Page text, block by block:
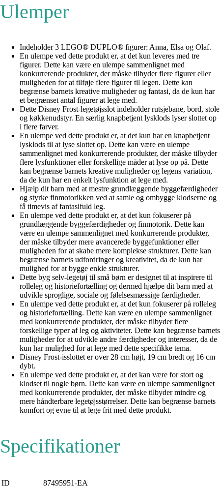
Ulemper
Indeholder 3 LEGO® DUPLO® figurer: Anna, Elsa og Olaf.
En ulempe ved dette produkt er, at det kun leveres med tre
figurer. Dette kan være en ulempe sammenlignet med
konkurrerende produkter, der måske tilbyder flere figurer eller
muligheden for at tilføje flere figurer til legen. Dette kan
begrænse barnets kreative muligheder og fantasi, da de kun har
et begrænset antal figurer at lege med.
Dette Disney Frost-legetøjsslot indeholder rutsjebane, bord, stole
og køkkenudstyr. En særlig knapbetjent lysklods lyser slottet op
i flere farver.
En ulempe ved dette produkt er, at det kun har en knapbetjent
lysklods til at lyse slottet op. Dette kan være en ulempe
sammenlignet med konkurrerende produkter, der måske tilbyder
flere lysfunktioner eller forskellige måder at lyse op på. Dette
kan begrænse barnets kreative muligheder og legens variation,
da de kun har en enkelt lysfunktion at lege med.
Hjælp dit barn med at mestre grundlæggende byggefærdigheder
og styrke finmotorikken ved at samle og ombygge klodserne og
få timevis af fantasifuld leg.
En ulempe ved dette produkt er, at det kun fokuserer på
grundlæggende byggefærdigheder og finmotorik. Dette kan
være en ulempe sammenlignet med konkurrerende produkter,
der måske tilbyder mere avancerede byggefunktioner eller
muligheden for at skabe mere komplekse strukturer. Dette kan
begrænse barnets udfordringer og kreativitet, da de kun har
mulighed for at bygge enkle strukturer.
Dette byg selv-legetøj til små børn er designet til at inspirere til
rolleleg og historiefortælling og dermed hjælpe dit barn med at
udvikle sproglige, sociale og følelsesmæssige færdigheder.
En ulempe ved dette produkt er, at det kun fokuserer på rolleleg
og historiefortælling. Dette kan være en ulempe sammenlignet
med konkurrerende produkter, der måske tilbyder flere
forskellige typer af leg og aktiviteter. Dette kan begrænse barnets
muligheder for at udvikle andre færdigheder og interesser, da de
kun har mulighed for at lege med dette specifikke tema.
Disney Frost-isslottet er over 28 cm højt, 19 cm bredt og 16 cm
dybt.
En ulempe ved dette produkt er, at det kan være for stort og
klodset til nogle børn. Dette kan være en ulempe sammenlignet
med konkurrerende produkter, der måske tilbyder mindre og
mere håndterbare legetøjsstørrelser. Dette kan begrænse barnets
komfort og evne til at lege frit med dette produkt.
Specifikationer
ID 87495951-EA